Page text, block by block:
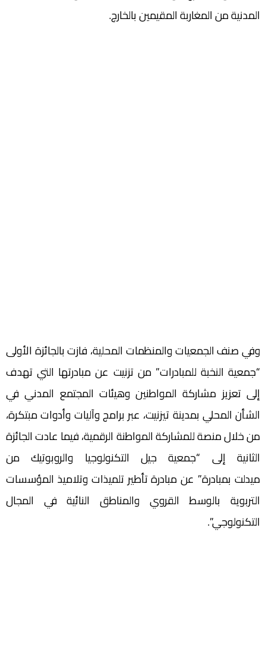
المدنية من المغاربة المقيمين بالخارج.
وفي صنف الجمعيات والمنظمات المحلية، فازت بالجائزة الأولى
“جمعية النخبة للمبادرات” من تزنيت عن مبادرتها التي تهدف
إلى تعزيز مشاركة المواطنين وهيئات المجتمع المدني في
الشأن المحلي بمدينة تيزنيت، عبر برامج وآليات وأدوات مبتكرة،
من خلال منصة للمشاركة المواطنة الرقمية، فيما عادت الجائزة
الثانية إلى “جمعية جيل التكنولوجيا والروبوتيك من
ميدلت بمبادرة” عن مبادرة تأطير تلميذات وتلاميذ المؤسسات
التربوية بالوسط القروي والمناطق النائية في المجال
التكنولوجي”.